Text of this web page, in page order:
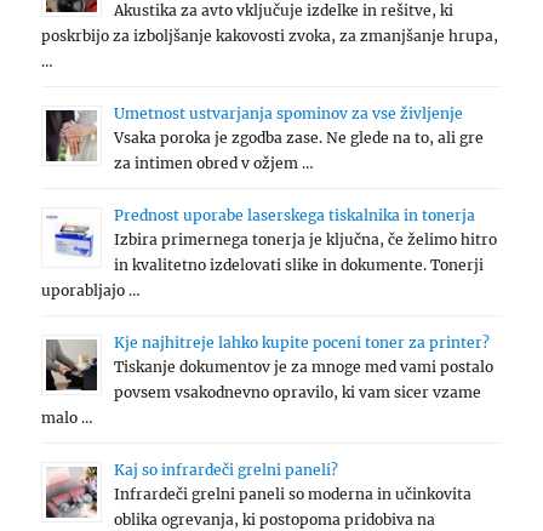
Akustika za avto vključuje izdelke in rešitve, ki
poskrbijo za izboljšanje kakovosti zvoka, za zmanjšanje hrupa,
…
Umetnost ustvarjanja spominov za vse življenje
Vsaka poroka je zgodba zase. Ne glede na to, ali gre
za intimen obred v ožjem …
Prednost uporabe laserskega tiskalnika in tonerja
Izbira primernega tonerja je ključna, če želimo hitro
in kvalitetno izdelovati slike in dokumente. Tonerji
uporabljajo …
Kje najhitreje lahko kupite poceni toner za printer?
Tiskanje dokumentov je za mnoge med vami postalo
povsem vsakodnevno opravilo, ki vam sicer vzame
malo …
Kaj so infrardeči grelni paneli?
Infrardeči grelni paneli so moderna in učinkovita
oblika ogrevanja, ki postopoma pridobiva na